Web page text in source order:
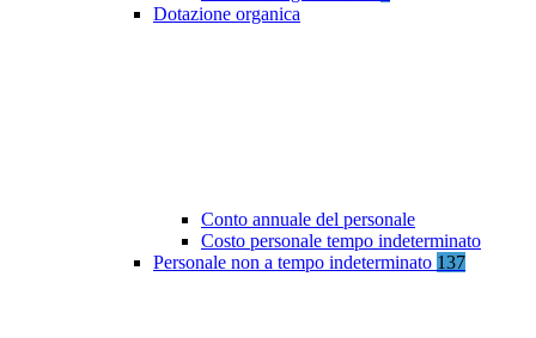
Dotazione organica
Conto annuale del personale
Costo personale tempo indeterminato
Personale non a tempo indeterminato 137